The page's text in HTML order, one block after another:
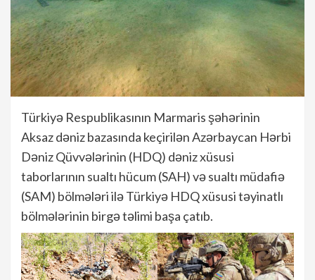
Türkiyə Respublikasının Marmaris şəhərinin
Aksaz dəniz bazasında keçirilən Azərbaycan Hərbi
Dəniz Qüvvələrinin (HDQ) dəniz xüsusi
taborlarının sualtı hücum (SAH) və sualtı müdafiə
(SAM) bölmələri ilə Türkiyə HDQ xüsusi təyinatlı
bölmələrinin birgə təlimi başa çatıb.